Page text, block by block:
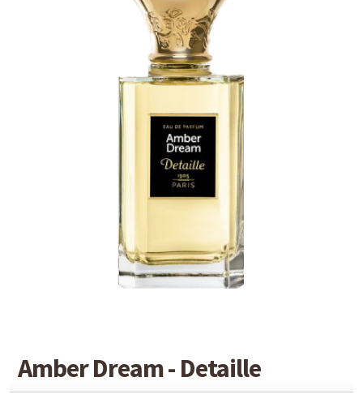
Amber Dream - Detaille
Stéphane Humbert Lucas